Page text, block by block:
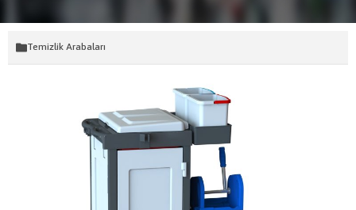
Temizlik Arabaları